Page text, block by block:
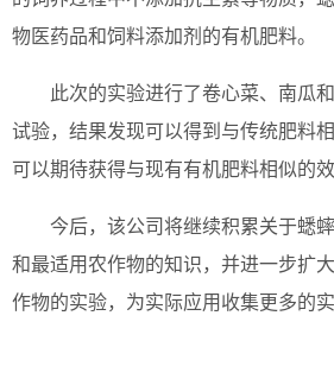
物医药品和饲料添加剂的有机肥料。
此次的实验进行了卷心菜、南瓜
试验，结果发现可以得到与传统肥料
可以期待获得与现有有机肥料相似的效
今后，该公司将继续积累关于蟋
和最适用农作物的知识，并进一步扩
作物的实验，为实际应用收集更多的实